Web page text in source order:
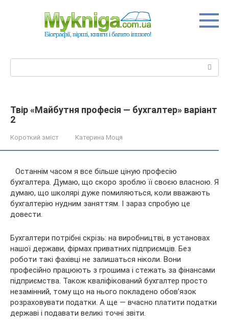
Твір «Майбутня професія — бухгалтер» варіант
2
Короткий зміст Катерина Моця
Останнім часом я все більше ціную професію
бухгалтера. Думаю, що скоро зроблю її своєю власною. Я
думаю, що школярі дуже помиляються, коли вважають
бухгалтерію нудним заняттям. І зараз спробую це
довести.
Бухгалтери потрібні скрізь: на виробництві, в установах
нашої держави, фірмах приватних підприємців. Без
роботи такі фахівці не залишаться ніколи. Вони
професійно працюють з грошима і стежать за фінансами
підприємства. Також кваліфікований бухгалтер просто
незамінний, тому що на нього покладено обов’язок
розраховувати податки. А ще — вчасно платити податки
державі і подавати великі точні звіти.